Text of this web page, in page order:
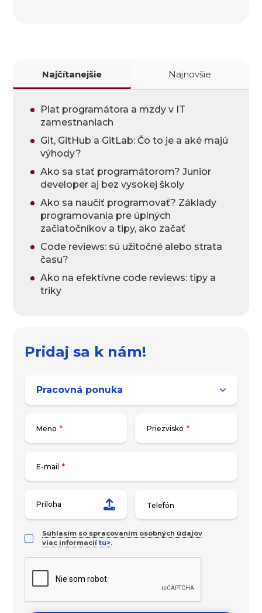
Najčítanejšie Najnovšie
Plat programátora a mzdy v IT
zamestnaniach
Git, GitHub a GitLab: Čo to je a aké majú
výhody?
Ako sa stať programátorom? Junior
developer aj bez vysokej školy
Ako sa naučiť programovať? Základy
programovania pre úplných
začiatočníkov a tipy, ako začať
Code reviews: sú užitočné alebo strata
času?
Ako na efektívne code reviews: tipy a
triky
Pridaj sa k nám!
Meno * Priezvisko *
E-mail *
Príloha
Súhlasím so spracovaním osobných údajov
viac informaciítu>.